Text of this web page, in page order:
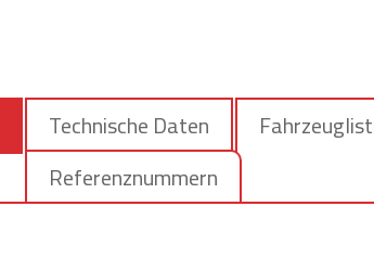
Technische Daten
Referenznummern